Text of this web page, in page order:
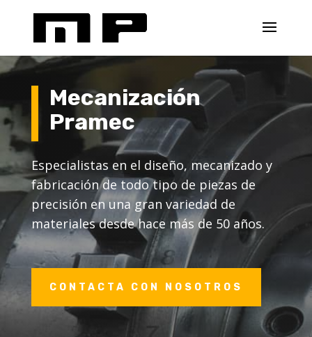
Mecanización
Pramec
Especialistas en el diseño, mecanizado y
fabricación de todo tipo de piezas de
precisión en una gran variedad de
materiales desde hace más de 50 años.
CONTACTA CON NOSOTROS